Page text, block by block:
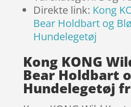
Direkte link: Kong
Bear Holdbart og
Hundelegetøj
Kong KONG
Bear Holdbart
Hundelegetøj